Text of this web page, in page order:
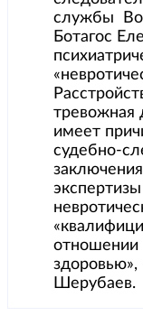
службы
Ботагос
тревожная
имеет
судебно-
отношении
здоровью»,
Шерубаев.